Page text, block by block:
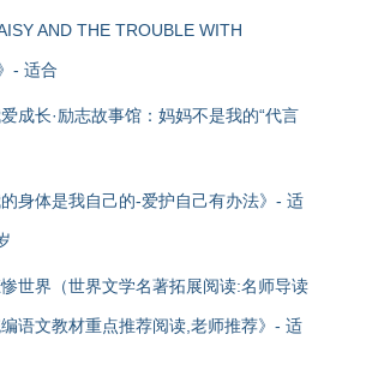
AND THE TROUBLE WITH
- 适合
成长·励志故事馆：妈妈不是我的“代言
身体是我自己的-爱护自己有办法》- 适
世界（世界文学名著拓展阅读:名师导读
语文教材重点推荐阅读,老师推荐》- 适